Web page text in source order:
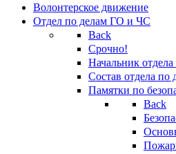
Волонтерское движение
Отдел по делам ГО и ЧС
Back
Срочно!
Начальник
Состав отдела
Памятки по
Back